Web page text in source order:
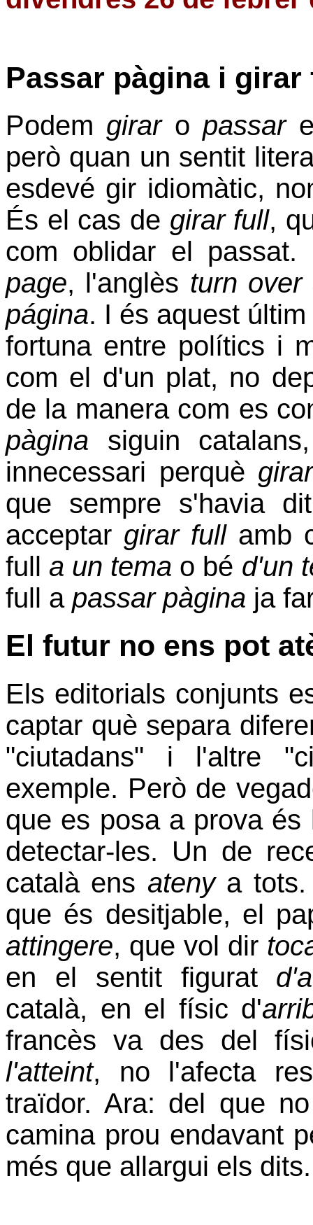
Passar pàgina i girar
Podem giraropassar
però quan un sentit
esdevé gir idiomàtic,
És el cas de girar full,
com oblidar el
page, l'anglès turn
página. I és aquest
fortuna entre polítics i
com el d'un plat, no
de la manera com es
pàgina siguin
innecessari perquè
que sempre s'havia
acceptar girar fullamb
full a un tema o bé d'un
full a passar pàgina ja
El futur no ens pot
Els editorials conjunts
captar què separa
"ciutadans" i l'altre
exemple. Però de
que es posa a prova
detectar-les. Un de
català ens atenya tots.
que és desitjable, el
attingere, que vol dir
en el sentit figurat
català, en el físic d'
francès va des del
l'atteint, no l'afecta
traïdor. Ara: del que
camina prou endavant
més que allargui els dits.